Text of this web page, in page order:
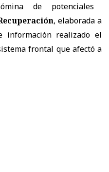
de potenciales
, elaborada a
realizado el
frontal que afectó a